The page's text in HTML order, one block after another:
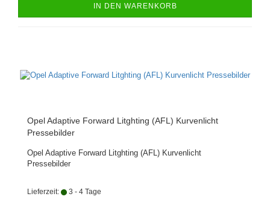
IN DEN WARENKORB
Opel Adaptive Forward Litghting (AFL) Kurvenlicht
Pressebilder
Opel Adaptive Forward Litghting (AFL) Kurvenlicht
Pressebilder
Lieferzeit: 3 - 4 Tage